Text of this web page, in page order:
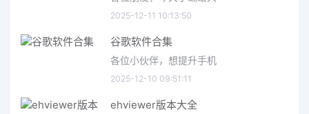
2025-12-11 10:13:50
谷歌软件合集
各位小伙伴，想提升手机
2025-12-10 09:51:11
ehviewer版本大全